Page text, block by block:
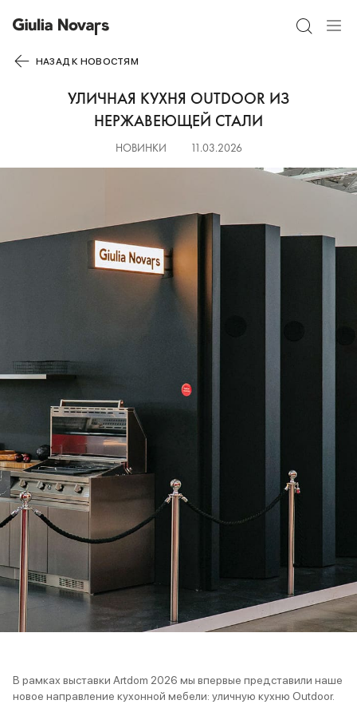
НАЗАД К НОВОСТЯМ
УЛИЧНАЯ КУХНЯ OUTDOOR ИЗ
НЕРЖАВЕЮЩЕЙ СТАЛИ
НОВИНКИ 11.03.2026
В рамках выставки Artdom 2026 мы впервые представили наше
новое направление кухонной мебели: уличную кухню Outdoor.